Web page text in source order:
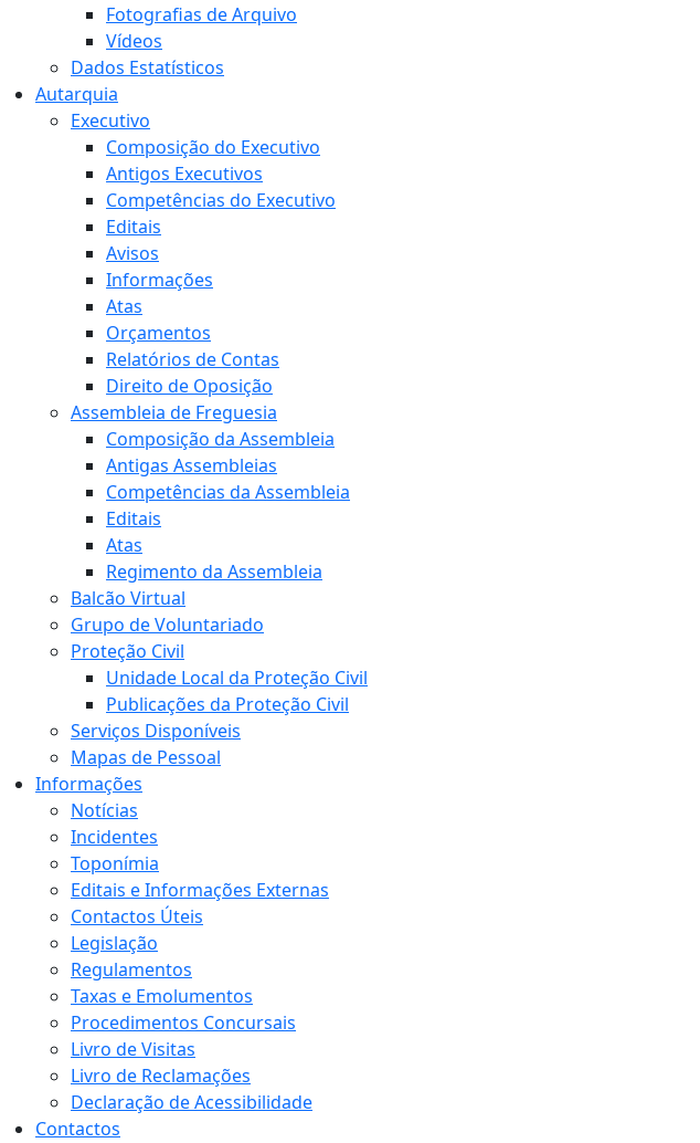
Fotografias de Arquivo
Vídeos
Dados Estatísticos
Autarquia
Executivo
Composição do Executivo
Antigos Executivos
Competências do Executivo
Editais
Avisos
Informações
Atas
Orçamentos
Relatórios de Contas
Direito de Oposição
Assembleia de Freguesia
Composição da Assembleia
Antigas Assembleias
Competências da Assembleia
Editais
Atas
Regimento da Assembleia
Balcão Virtual
Grupo de Voluntariado
Proteção Civil
Unidade Local da Proteção Civil
Publicações da Proteção Civil
Serviços Disponíveis
Mapas de Pessoal
Informações
Notícias
Incidentes
Toponímia
Editais e Informações Externas
Contactos Úteis
Legislação
Regulamentos
Taxas e Emolumentos
Procedimentos Concursais
Livro de Visitas
Livro de Reclamações
Declaração de Acessibilidade
Contactos